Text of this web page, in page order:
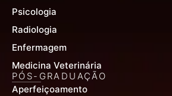
Psicologia
Radiologia
Enfermagem
Medicina Veterinária
PÓS-GRADUAÇÃO
Aperfeiçoamento